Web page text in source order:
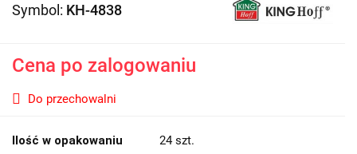
Symbol: KH-4838
Cena po zalogowaniu
Do przechowalni
Ilość w opakowaniu 24 szt.